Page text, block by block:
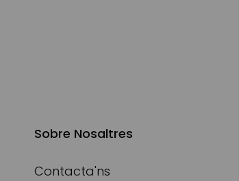
Sobre Nosaltres
Contacta'ns